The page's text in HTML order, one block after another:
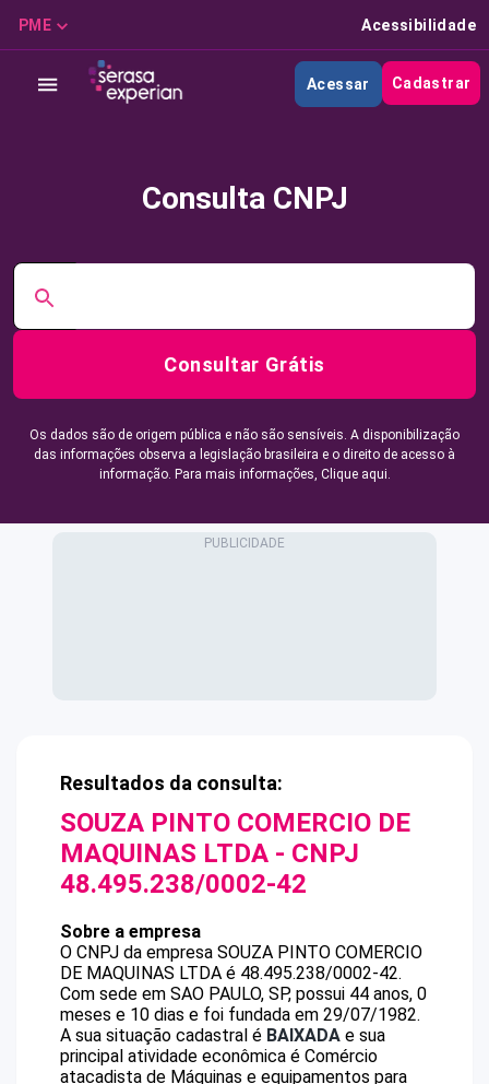
PME Acessibilidade
Acessar Cadastrar
Consulta CNPJ
Consultar Grátis
Os dados são de origem pública e não são sensíveis. A disponibilização
das informações observa a legislação brasileira e o direito de acesso à
informação. Para mais informações, Clique aqui.
Resultados da consulta:
SOUZA PINTO COMERCIO DE
MAQUINAS LTDA - CNPJ
48.495.238/0002-42
Sobre a empresa
O CNPJ da empresa SOUZA PINTO COMERCIO
DE MAQUINAS LTDA é 48.495.238/0002-42.
Com sede em SAO PAULO, SP, possui 44 anos, 0
meses e 10 dias e foi fundada em 29/07/1982.
A sua situação cadastral é BAIXADA e sua
principal atividade econômica é Comércio
atacadista de Máquinas e equipamentos para